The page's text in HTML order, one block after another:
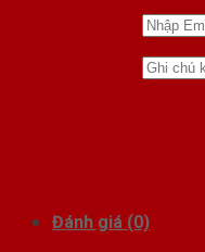
Đánh giá (0)